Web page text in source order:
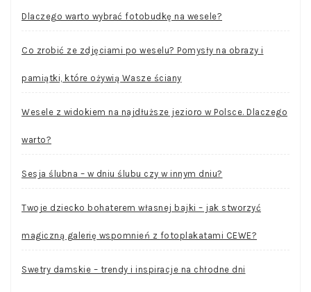
Dlaczego warto wybrać fotobudkę na wesele?
Co zrobić ze zdjęciami po weselu? Pomysły na obrazy i
pamiątki, które ożywią Wasze ściany
Wesele z widokiem na najdłuższe jezioro w Polsce. Dlaczego
warto?
Sesja ślubna – w dniu ślubu czy w innym dniu?
Twoje dziecko bohaterem własnej bajki – jak stworzyć
magiczną galerię wspomnień z fotoplakatami CEWE?
Swetry damskie – trendy i inspiracje na chłodne dni